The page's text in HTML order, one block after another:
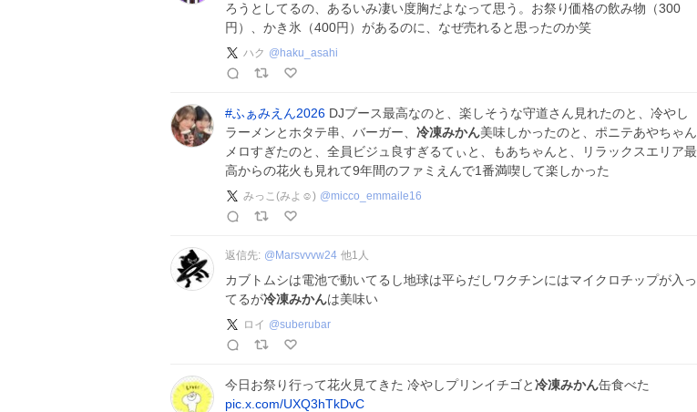
ろうとしてるの、あるいみ凄い度胸だよなって思う。お祭り価格の飲み物（300
円）、かき氷（400円）があるのに、なぜ売れると思ったのか笑
ハク @ haku_asahi
#ふぁみえん2026 DJブース最高なのと、楽しそうな守道さん見れたのと、冷やし
ラーメンとホタテ串、バーガー、 冷凍みかん美味しかったのと、ポニテあやちゃん
メロすぎたのと、全員ビジュ良すぎるてぃと、もあちゃんと、リラックスエリア最
高からの花火も見れて9年間のファミえんで1番満喫して楽しかった
みっこ(みよ☺︎) @micco_emmaile16
返信先: @ Marsvvvw24 他1 人
カブトムシは電池で動いてるし地球は平らだしワクチンにはマイクロチップが入っ
てるが冷凍みかんは美味い
ロイ @suberubar
今日お祭り行って花火見てきた 冷やしプリンイチゴと冷凍みかん缶食べた
pic.x.com/UXQ3hTkDvC